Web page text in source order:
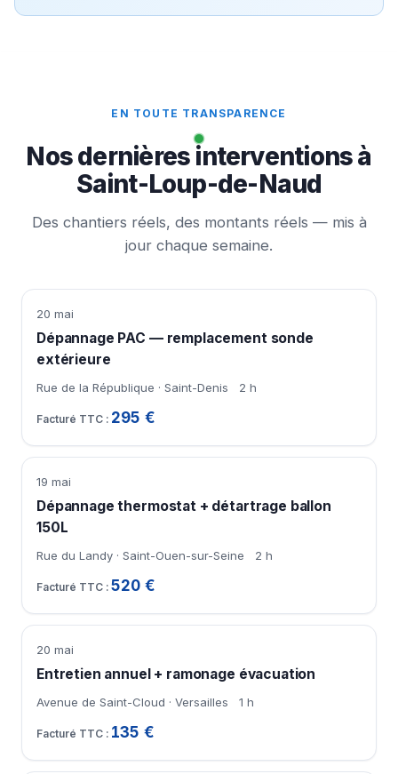
EN TOUTE TRANSPARENCE
Nos dernières interventions à
Saint-Loup-de-Naud
Des chantiers réels, des montants réels — mis à
jour chaque semaine.
20 mai
Dépannage PAC — remplacement sonde
extérieure
Rue de la République · Saint-Denis 2 h
295 €
19 mai
Dépannage thermostat + détartrage ballon
150L
Rue du Landy · Saint-Ouen-sur-Seine 2 h
520 €
20 mai
Entretien annuel + ramonage évacuation
Avenue de Saint-Cloud · Versailles 1 h
135 €